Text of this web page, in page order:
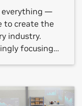
everything —
to create the
industry.
focusing
reports show